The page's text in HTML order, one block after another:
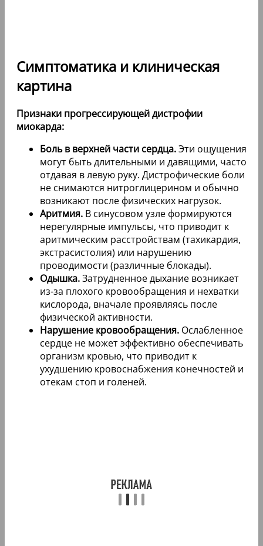
Симптоматика и клиническая
картина
Признаки прогрессирующей дистрофии
миокарда:
Боль в верхней части сердца.Эти ощущения
могут быть длительными и давящими, часто
отдавая в левую руку. Дистрофические боли
не снимаются нитроглицерином и обычно
возникают после физических нагрузок.
Аритмия. В синусовом узле формируются
нерегулярные импульсы, что приводит к
аритмическим расстройствам (тахикардия,
экстрасистолия) или нарушению
проводимости (различные блокады).
Одышка.Затрудненное дыхание возникает
из-за плохого кровообращения и нехватки
кислорода, вначале проявляясь после
физической активности.
Нарушение кровообращения. Ослабленное
сердце не может эффективно обеспечивать
организм кровью, что приводит к
ухудшению кровоснабжения конечностей и
отекам стоп и голеней.